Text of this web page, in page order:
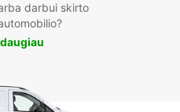
darbui skirto